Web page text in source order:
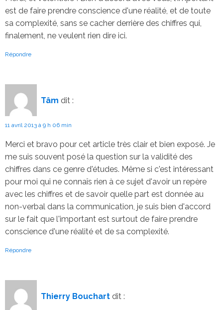
est de faire prendre conscience d'une réalité, et de toute
sa complexité, sans se cacher derrière des chiffres qui,
finalement, ne veulent rien dire ici.
Répondre
Tâm dit :
11 avril 2013 à 9 h 06 min
Merci et bravo pour cet article très clair et bien exposé. Je
me suis souvent posé la question sur la validité des
chiffres dans ce genre d'études. Même si c'est intéressant
pour moi qui ne connaîs rien à ce sujet d'avoir un repère
avec les chiffres et de savoir quelle part est donnée au
non-verbal dans la communication, je suis bien d'accord
sur le fait que l'important est surtout de faire prendre
conscience d'une réalité et de sa complexité.
Répondre
Thierry Bouchart dit :